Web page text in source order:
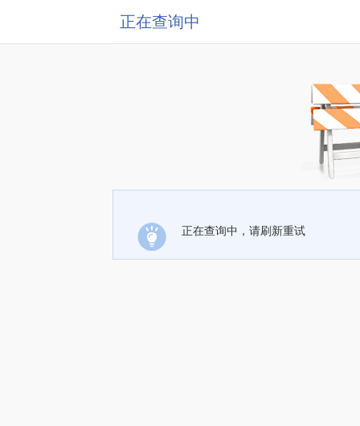
正在查询中
正在查询中，请刷新重试